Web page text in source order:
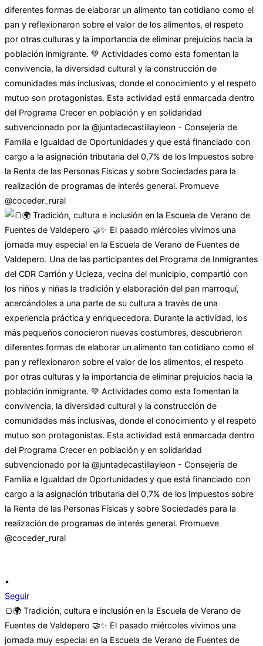
•
Seguir
🍞🌍 Tradición, cultura e inclusión en la Escuela de Verano de
Fuentes de Valdepero 🤝✨ El pasado miércoles vivimos una
jornada muy especial en la Escuela de Verano de Fuentes de